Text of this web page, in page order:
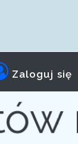
Zaloguj się